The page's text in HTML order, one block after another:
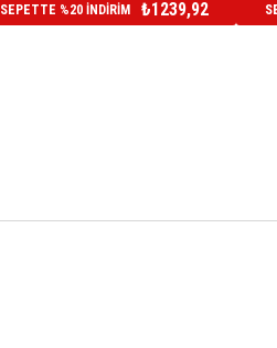
SEPETTE %20 İNDİRİM ₺1239,92